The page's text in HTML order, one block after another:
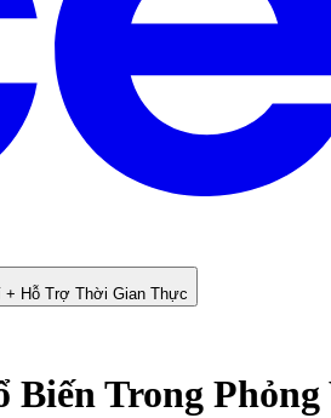
+ Hỗ Trợ Thời Gian Thực
Trong Phỏng